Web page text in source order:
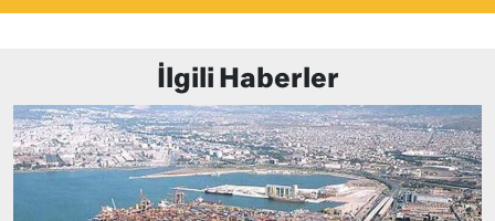
İlgili Haberler